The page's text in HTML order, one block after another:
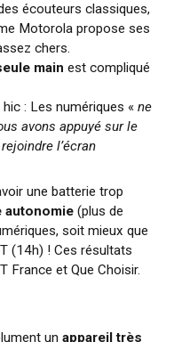
écouteurs classiques,
Motorola propose ses
chers.
main est compliqué
: Les numériques « ne
avons appuyé sur le
l’écran
une batterie trop
autonomie(plus de
soit mieux que
(14h) ! Ces résultats
France et Que Choisir.
un appareil très